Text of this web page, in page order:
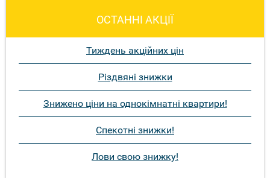
ОСТАННІ АКЦІЇ
Тиждень акційних цін
Різдвяні знижки
Знижено ціни на однокімнатні квартири!
Спекотні знижки!
Лови свою знижку!